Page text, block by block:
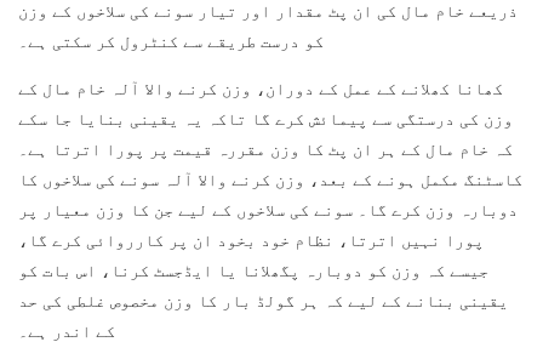
ذریعے خام مال کی ان پٹ مقدار اور تیار سونے کی سلاخوں کے وزن
کو درست طریقے سے کنٹرول کر سکتی ہے۔
کھانا کھلانے کے عمل کے دوران، وزن کرنے والا آلہ خام مال کے
وزن کی درستگی سے پیمائش کرے گا تاکہ یہ یقینی بنایا جا سکے
کہ خام مال کے ہر ان پٹ کا وزن مقررہ قیمت پر پورا اترتا ہے۔
کاسٹنگ مکمل ہونے کے بعد، وزن کرنے والا آلہ سونے کی سلاخوں کا
دوبارہ وزن کرے گا۔ سونے کی سلاخوں کے لیے جن کا وزن معیار پر
پورا نہیں اترتا، نظام خود بخود ان پر کارروائی کرے گا،
جیسے کہ وزن کو دوبارہ پگھلانا یا ایڈجسٹ کرنا، اس بات کو
یقینی بنانے کے لیے کہ ہر گولڈ بار کا وزن مخصوص غلطی کی حد
کے اندر ہے۔